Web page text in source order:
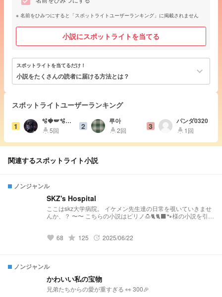
名前をひみつにすると「スポットライトユーザーランキング」に掲載されません
小説にスポットライトを当てる
スポットライトを当てるだけ！
小説をたくさんの読者に届ける方法とは？ keyboard_arrow_down
スポットライトユーザーランキング
1
🫧🍓🪽🫧🛹
💞ゆいぴー
👑🎀🐣‪ ❄️🥀
🎲
highlight5回 2
루아
highlight2回 3
パンダ0320
highlight 1回
関連するスポットライト小説
ノンジャンル
SKZ's Hospital
ここはskz大学病院。 イケメン先生達の日常を覗いていきませ
んか、？ 〜〜 こちらの小説はピリノ🍮🐈🐈‍⬛🐾様の小説を引き
体調不良から診察まで…… 基本的にどんなリクエストもお待
favorite 68 grade 125 update 2025/06/22
ノンジャンル
かわいい私の宝物
兄弟たちからの愛が重すぎる 👀 300🎉